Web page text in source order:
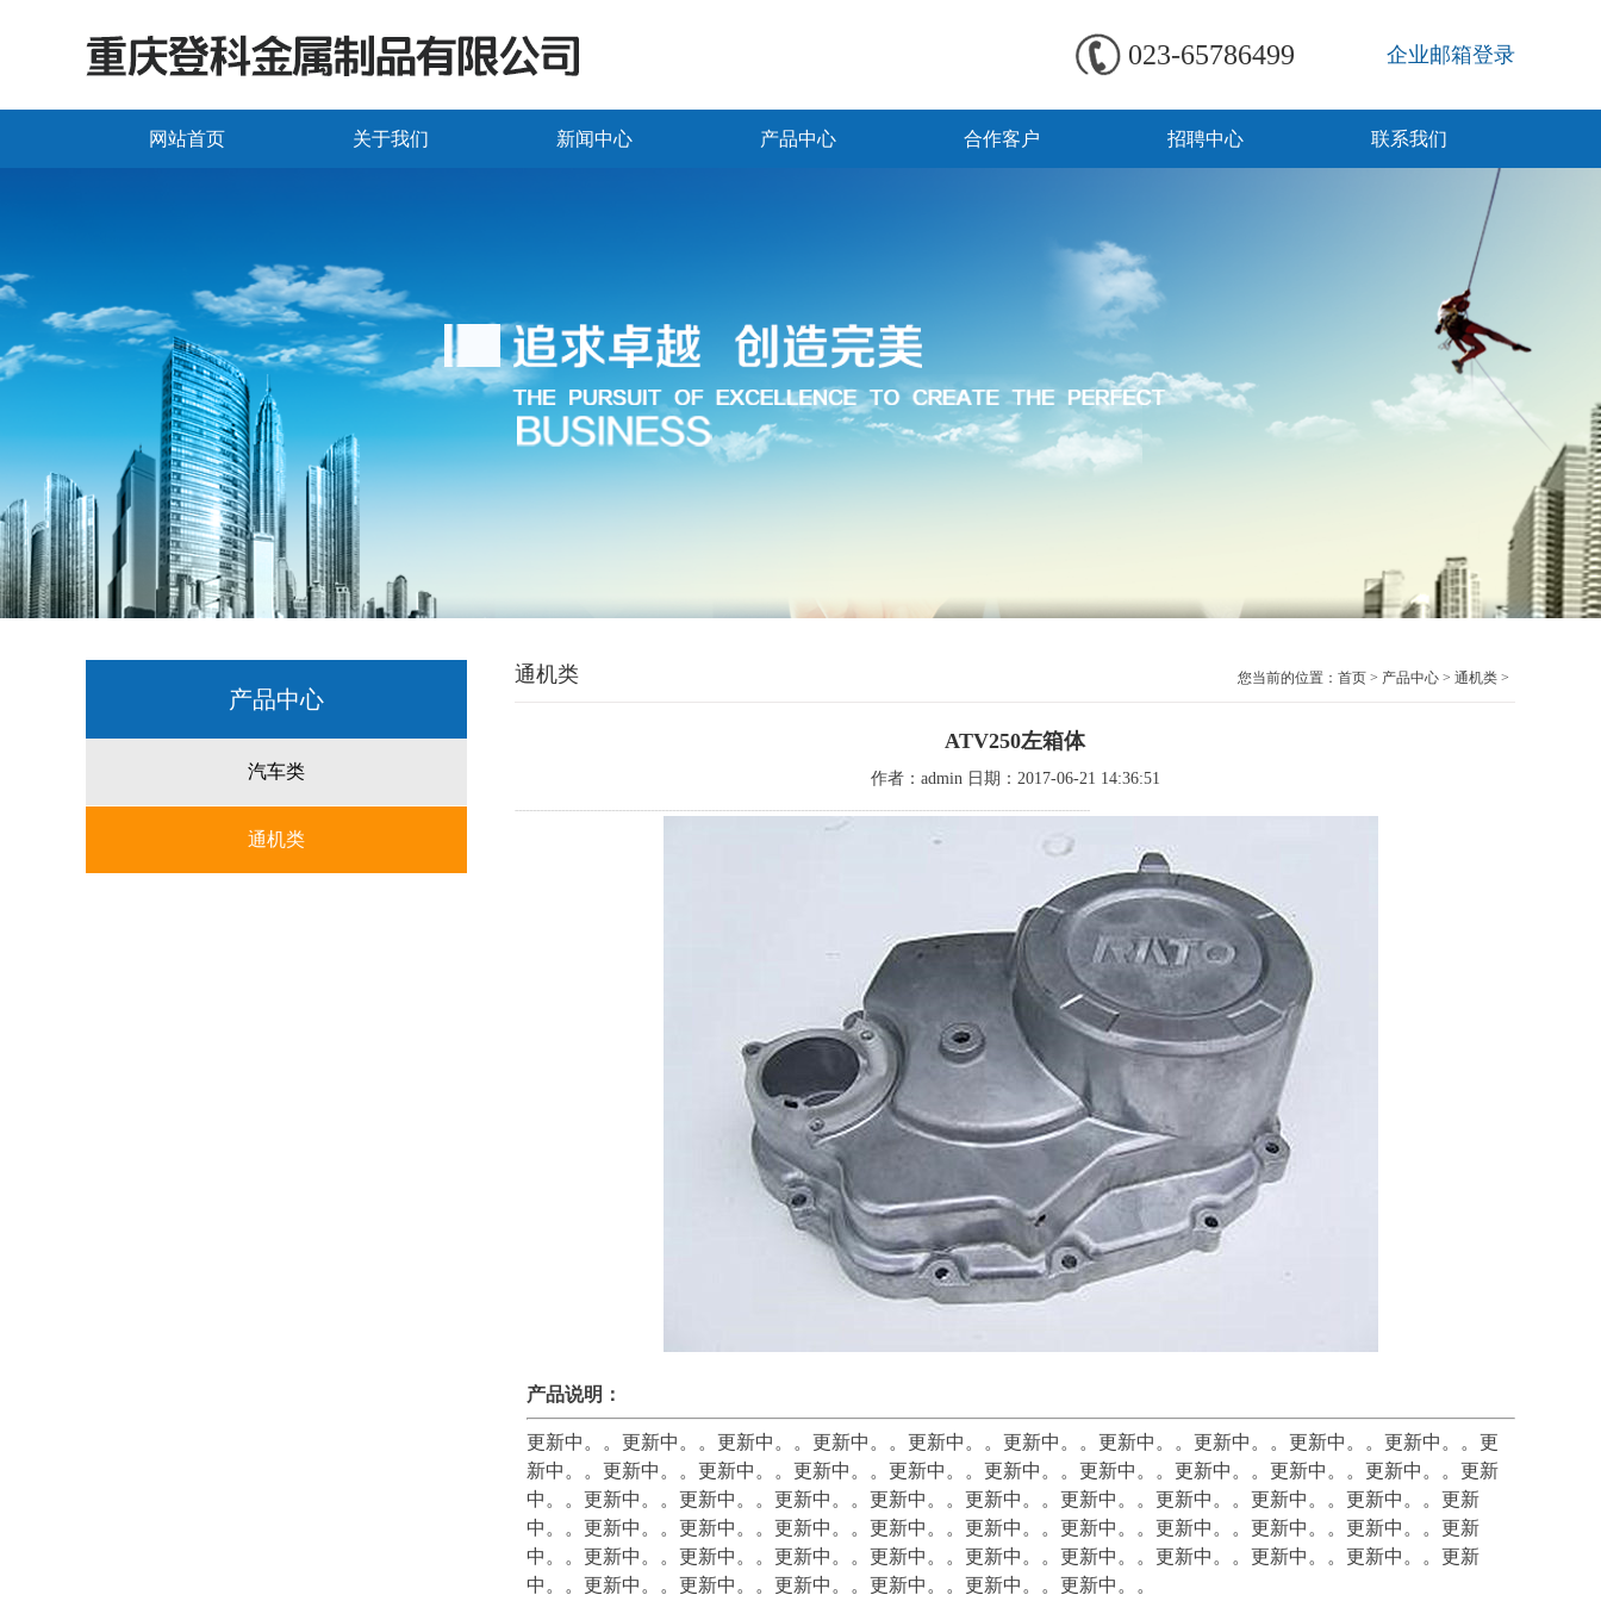
023-65786499 企业邮箱登录
网站首页 关于我们 新闻中心 产品中心 合作客户 招聘中心 联系我们
产品中心
汽车类
通机类
通机类 您当前的位置： 首页 > 产品中心 > 通机类 >
ATV250左箱体
作者：admin 日期：2017-06-21 14:36:51
-----------------------------------------------------------------------------------------------------------------------------------------------------------------
产品说明：
更新中。。 更新中。。 更新中。。 更新中。。 更新中。。 更新中。。 更新中。。 更新中。。 更新中。。 更新中。。 更
新中。。 更新中。。 更新中。。 更新中。。 更新中。。 更新中。。 更新中。。 更新中。。 更新中。。 更新中。。 更新
中。。 更新中。。 更新中。。 更新中。。 更新中。。 更新中。。 更新中。。 更新中。。 更新中。。 更新中。。 更新
中。。 更新中。。 更新中。。 更新中。。 更新中。。 更新中。。 更新中。。 更新中。。 更新中。。 更新中。。 更新
中。。 更新中。。 更新中。。 更新中。。 更新中。。 更新中。。 更新中。。 更新中。。 更新中。。 更新中。。 更新
中。。 更新中。。 更新中。。 更新中。。 更新中。。 更新中。。 更新中。。